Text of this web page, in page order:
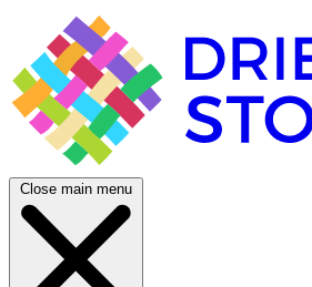
Close main menu